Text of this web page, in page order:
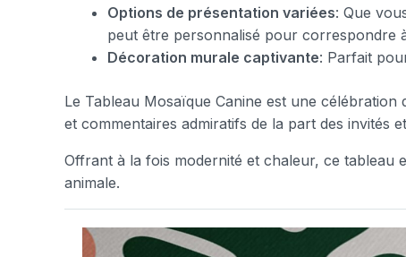
Options de présentation variées: Que
peut être personnalisé pour correspondre
Décoration murale captivante: Parfait
Le Tableau Mosaïque Canine est une
et commentaires admiratifs de la part des invités
Offrant à la fois modernité et chaleur, ce tableau
animale.